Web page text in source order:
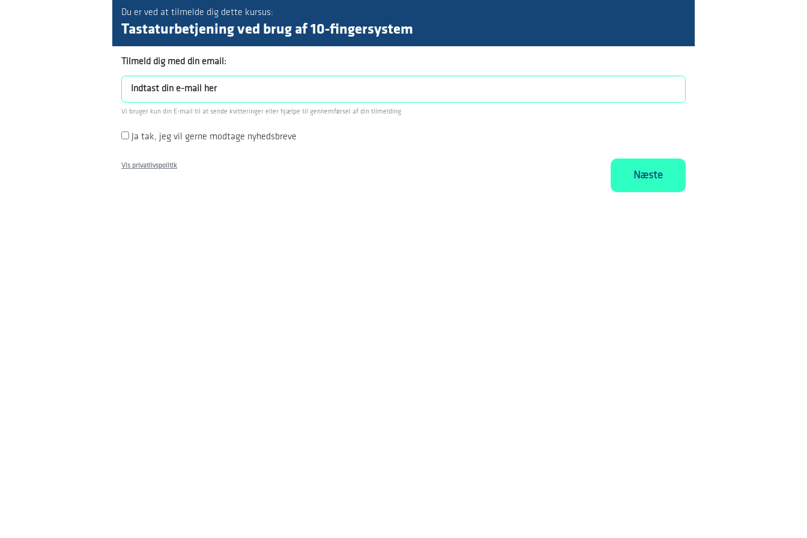
Du er ved at tilmelde dig dette kursus:
Tastaturbetjening ved brug af 10-fingersystem
Tilmeld dig med din email:
Vi bruger kun din E-mail til at sende kvitteringer eller hjælpe til gennemførsel af din tilmelding
Ja tak, jeg vil gerne modtage nyhedsbreve
Vis privatlivspolitik